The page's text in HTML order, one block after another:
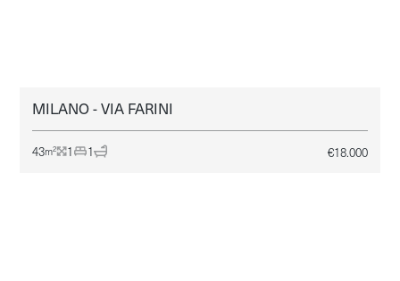
MILANO AFFITTO
MILANO - VIA FARINI
43m2 1 1 €18.000